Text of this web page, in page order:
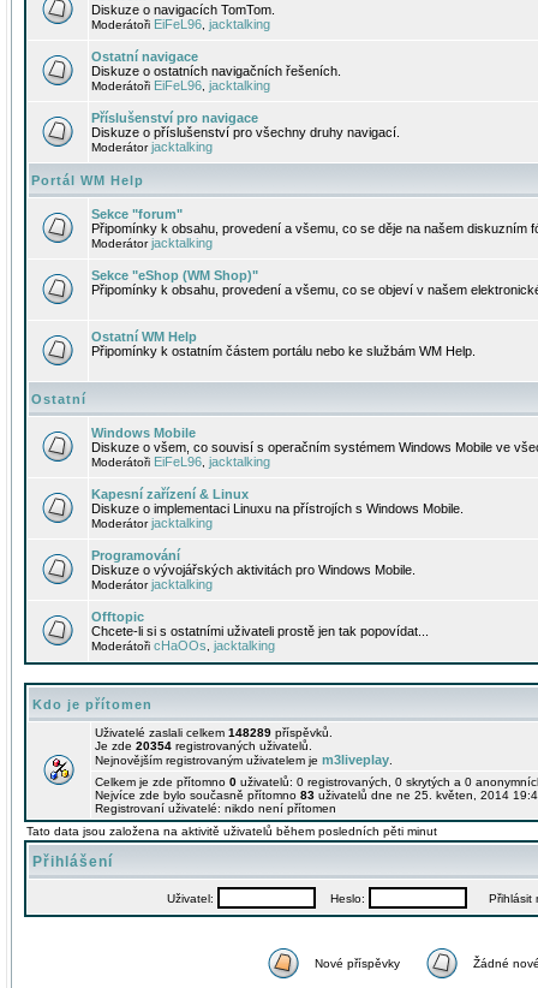
Diskuze o navigacích TomTom.
Moderátoři EiFeL96 jacktalking
Ostatní navigace
Diskuze o ostatních navigačních řešeních.
Moderátoři EiFeL96 jacktalking
Příslušenství pro navigace
Diskuze o příslušenství pro všechny druhy navigací.
Moderátorjacktalking
Portál WM Help
Sekce "forum"
Připomínky k obsahu, provedení a všemu, co se děje na našem diskuzním
Moderátorjacktalking
Sekce "eShop (WM Shop)"
Připomínky k obsahu, provedení a všemu, co se objeví v našem
Ostatní WM Help
Připomínky k ostatním částem portálu nebo ke službám WM Help.
Ostatní
Windows Mobile
Diskuze o všem, co souvisí s operačním systémem Windows Mobile ve
Moderátoři EiFeL96 jacktalking
Kapesní zařízení & Linux
Diskuze o implementaci Linuxu na přístrojích s Windows Mobile.
Moderátorjacktalking
Programování
Diskuze o vývojářských aktivitách pro Windows Mobile.
Moderátorjacktalking
Offtopic
Chcete-li si s ostatními uživateli prostě jen tak popovídat...
Moderátoři cHaOOs jacktalking
Kdo je přítomen
Uživatelé zaslali celkem 148289 příspěvků.
Je zde 20354 registrovaných uživatelů.
Nejnovějším registrovaným uživatelem je m3liveplay
Celkem je zde přítomno 0 uživatelů: 0 registrovaných, 0 skrytých a 0
Nejvíce zde bylo současně přítomno 83 uživatelů dne ne 25. květen, 2014
Registrovaní uživatelé: nikdo není přítomen
Tato data jsou založena na aktivitě uživatelů během posledních pěti minut
Přihlášení
Uživatel: Heslo: Přihlásit
Nové příspěvky Žádné